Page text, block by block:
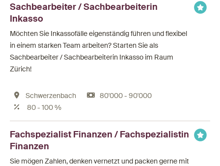
Sachbearbeiter / Sachbearbeiterin
Inkasso
Möchten Sie Inkassofälle eigenständig führen und flexibel
in einem starken Team arbeiten? Starten Sie als
Sachbearbeiter / Sachbearbeiterin Inkasso im Raum
Zürich!
Schwerzenbach
80'000 - 90'000
80 - 100 %
Fachspezialist Finanzen / Fachspezialistin
Finanzen
Sie mögen Zahlen, denken vernetzt und packen gerne mit